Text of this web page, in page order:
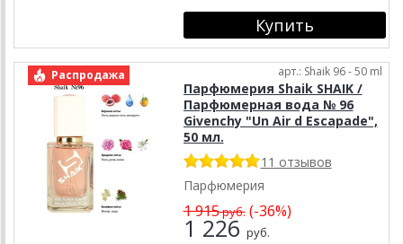
Распродажа арт.: Shaik 96 - 50 ml
Парфюмерия Shaik SHAIK /
Парфюмерная вода № 96
Givenchy "Un Air d Escapade",
50 мл.
11 отзывов
Парфюмерия
1 915руб.(-36%)
1 226 руб.